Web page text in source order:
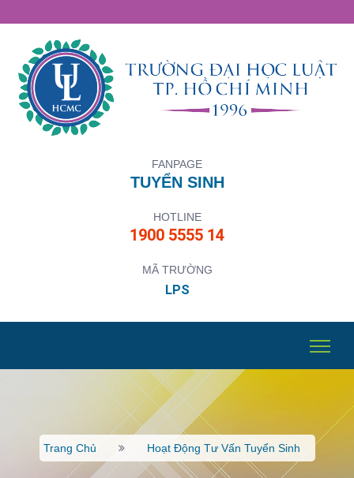
FANPAGE
TUYỂN SINH
HOTLINE
1900 5555 14
MÃ TRƯỜNG
LPS
Trang Chủ Hoạt Động Tư Vấn Tuyển Sinh